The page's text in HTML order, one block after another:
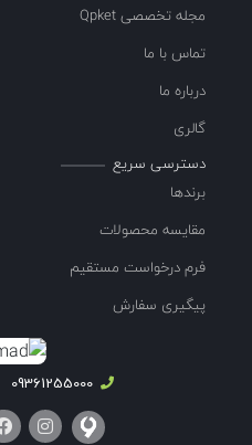
مجله تخصصی Qpket
تماس با ما
درباره ما
گالری
دسترسی سریع
برندها
مقایسه محصولات
فرم درخواست مستقیم
پیگیری سفارش
09361255000